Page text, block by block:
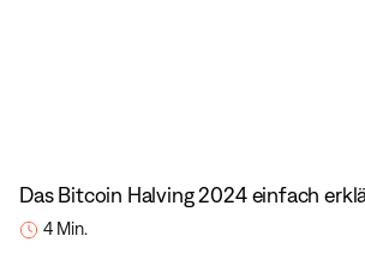
Das Bitcoin Halving 2024 einfach
4 Min.